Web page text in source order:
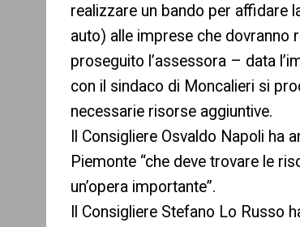
realizzare un bando per affidare
auto) alle imprese che dovranno
proseguito l’assessora – data
con il sindaco di Moncalieri si
necessarie risorse aggiuntive.
Il Consigliere Osvaldo Napoli ha
Piemonte “che deve trovare le
un’opera importante”.
Il Consigliere Stefano Lo Russo